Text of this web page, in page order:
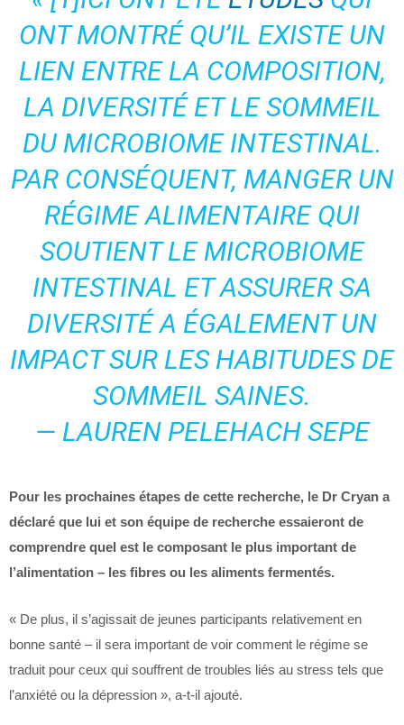
ONT MONTRÉ QU’IL EXISTE UN
LIEN ENTRE LA COMPOSITION,
LA DIVERSITÉ ET LE SOMMEIL
DU MICROBIOME INTESTINAL.
PAR CONSÉQUENT, MANGER UN
RÉGIME ALIMENTAIRE QUI
SOUTIENT LE MICROBIOME
INTESTINAL ET ASSURER SA
DIVERSITÉ A ÉGALEMENT UN
IMPACT SUR LES HABITUDES DE
SOMMEIL SAINES.
— LAUREN PELEHACH SEPE
Pour les prochaines étapes de cette recherche, le Dr Cryan a
déclaré que lui et son équipe de recherche essaieront de
comprendre quel est le composant le plus important de
l’alimentation – les fibres ou les aliments fermentés.
« De plus, il s’agissait de jeunes participants relativement en
bonne santé – il sera important de voir comment le régime se
traduit pour ceux qui souffrent de troubles liés au stress tels que
l’anxiété ou la dépression », a-t-il ajouté.